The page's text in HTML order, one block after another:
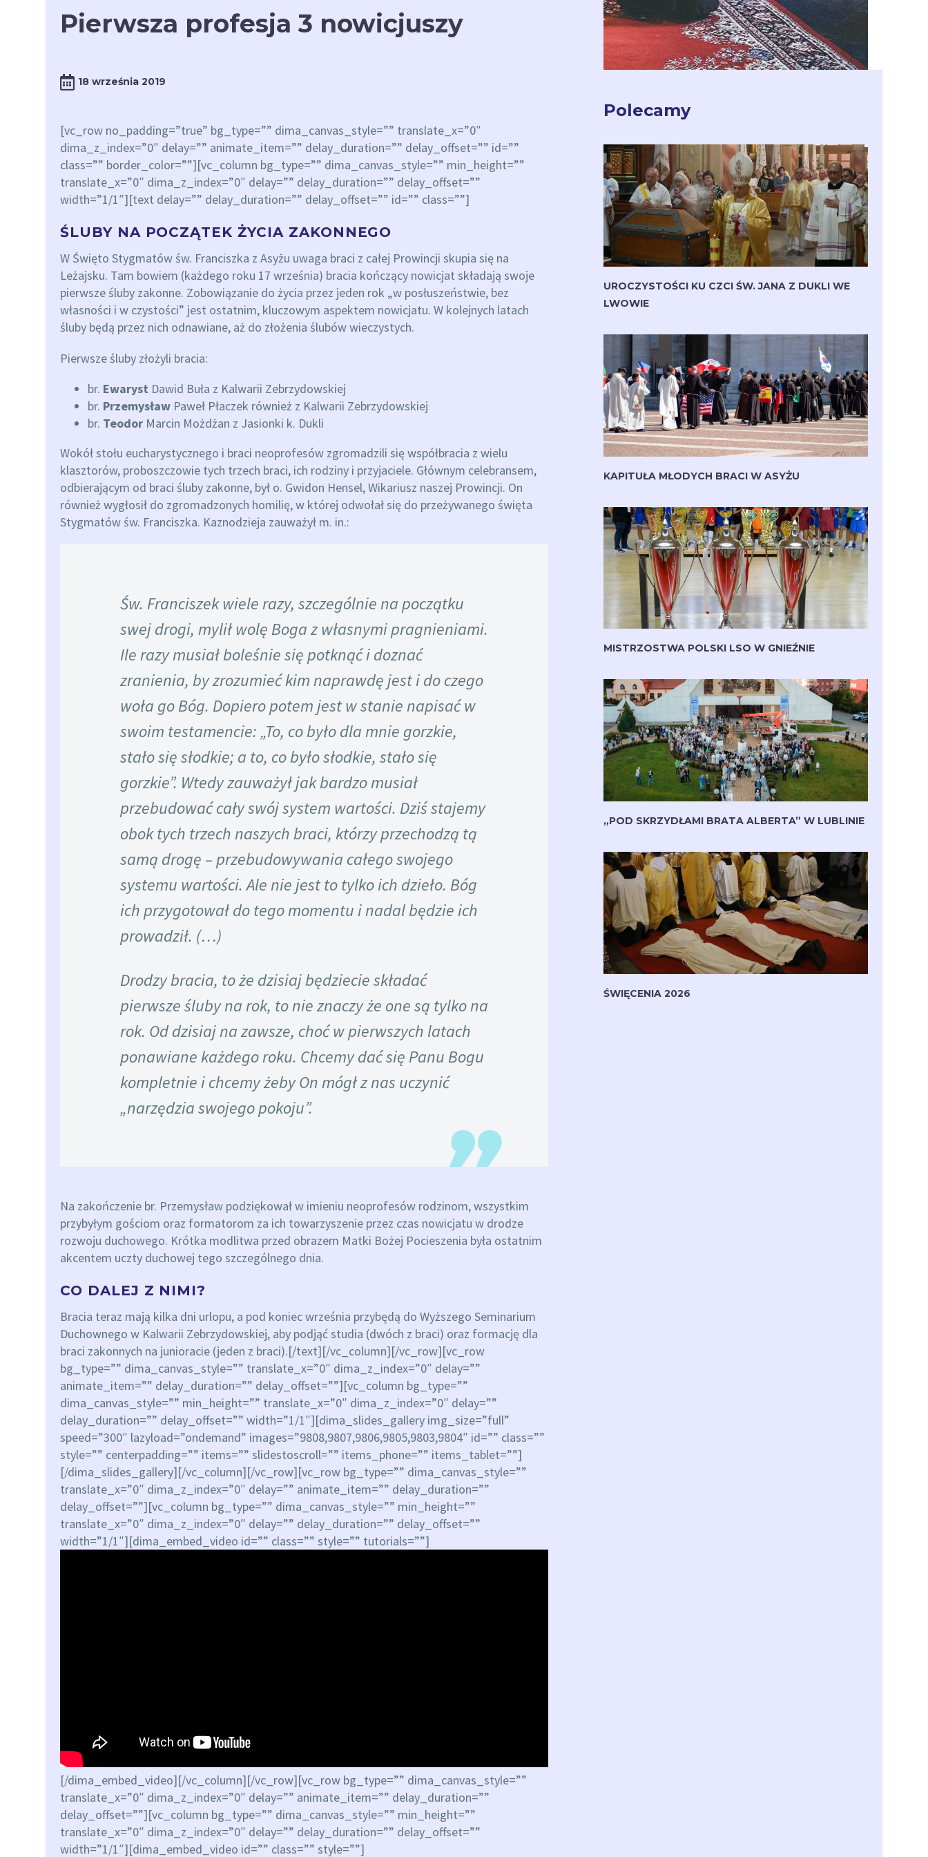
Pierwsza profesja 3 nowicjuszy
18 września 2019
[vc_row no_padding=”true” bg_type=”” dima_canvas_style=”” translate_x=”0″
dima_z_index=”0″ delay=”” animate_item=”” delay_duration=”” delay_offset=”” id=””
class=”” border_color=””][vc_column bg_type=”” dima_canvas_style=”” min_height=””
translate_x=”0″ dima_z_index=”0″ delay=”” delay_duration=”” delay_offset=””
width=”1/1″][text delay=”” delay_duration=”” delay_offset=”” id=”” class=””]
ŚLUBY NA POCZĄTEK ŻYCIA ZAKONNEGO
W Święto Stygmatów św. Franciszka z Asyżu uwaga braci z całej Prowincji skupia się na
Leżajsku. Tam bowiem (każdego roku 17 września) bracia kończący nowicjat składają swoje
pierwsze śluby zakonne. Zobowiązanie do życia przez jeden rok „w posłuszeństwie, bez
własności i w czystości” jest ostatnim, kluczowym aspektem nowicjatu. W kolejnych latach
śluby będą przez nich odnawiane, aż do złożenia ślubów wieczystych.
Pierwsze śluby złożyli bracia:
br. Ewaryst Dawid Buła z Kalwarii Zebrzydowskiej
br. Przemysław Paweł Płaczek również z Kalwarii Zebrzydowskiej
br. Teodor Marcin Możdżan z Jasionki k. Dukli
Wokół stołu eucharystycznego i braci neoprofesów zgromadzili się współbracia z wielu
klasztorów, proboszczowie tych trzech braci, ich rodziny i przyjaciele. Głównym celebransem,
odbierającym od braci śluby zakonne, był o. Gwidon Hensel, Wikariusz naszej Prowincji. On
również wygłosił do zgromadzonych homilię, w której odwołał się do przeżywanego święta
Stygmatów św. Franciszka. Kaznodzieja zauważył m. in.:
Św. Franciszek wiele razy, szczególnie na początku
swej drogi, mylił wolę Boga z własnymi pragnieniami.
Ile razy musiał boleśnie się potknąć i doznać
zranienia, by zrozumieć kim naprawdę jest i do czego
woła go Bóg. Dopiero potem jest w stanie napisać w
swoim testamencie: „To, co było dla mnie gorzkie,
stało się słodkie; a to, co było słodkie, stało się
gorzkie”. Wtedy zauważył jak bardzo musiał
przebudować cały swój system wartości. Dziś stajemy
obok tych trzech naszych braci, którzy przechodzą tą
samą drogę – przebudowywania całego swojego
systemu wartości. Ale nie jest to tylko ich dzieło. Bóg
ich przygotował do tego momentu i nadal będzie ich
prowadził. (…)
Drodzy bracia, to że dzisiaj będziecie składać
pierwsze śluby na rok, to nie znaczy że one są tylko na
rok. Od dzisiaj na zawsze, choć w pierwszych latach
ponawiane każdego roku. Chcemy dać się Panu Bogu
kompletnie i chcemy żeby On mógł z nas uczynić
„narzędzia swojego pokoju”.
Na zakończenie br. Przemysław podziękował w imieniu neoprofesów rodzinom, wszystkim
przybyłym gościom oraz formatorom za ich towarzyszenie przez czas nowicjatu w drodze
rozwoju duchowego. Krótka modlitwa przed obrazem Matki Bożej Pocieszenia była ostatnim
akcentem uczty duchowej tego szczególnego dnia.
CO DALEJ Z NIMI?
Bracia teraz mają kilka dni urlopu, a pod koniec września przybędą do Wyższego Seminarium
Duchownego w Kalwarii Zebrzydowskiej, aby podjąć studia (dwóch z braci) oraz formację dla
braci zakonnych na junioracie (jeden z braci).[/text][/vc_column][/vc_row][vc_row
bg_type=”” dima_canvas_style=”” translate_x=”0″ dima_z_index=”0″ delay=””
animate_item=”” delay_duration=”” delay_offset=””][vc_column bg_type=””
dima_canvas_style=”” min_height=”” translate_x=”0″ dima_z_index=”0″ delay=””
delay_duration=”” delay_offset=”” width=”1/1″][dima_slides_gallery img_size=”full”
speed=”300″ lazyload=”ondemand” images=”9808,9807,9806,9805,9803,9804″ id=”” class=””
style=”” centerpadding=”” items=”” slidestoscroll=”” items_phone=”” items_tablet=””]
[/dima_slides_gallery][/vc_column][/vc_row][vc_row bg_type=”” dima_canvas_style=””
translate_x=”0″ dima_z_index=”0″ delay=”” animate_item=”” delay_duration=””
delay_offset=””][vc_column bg_type=”” dima_canvas_style=”” min_height=””
translate_x=”0″ dima_z_index=”0″ delay=”” delay_duration=”” delay_offset=””
width=”1/1″][dima_embed_video id=”” class=”” style=”” tutorials=””]
[/dima_embed_video][/vc_column][/vc_row][vc_row bg_type=”” dima_canvas_style=””
translate_x=”0″ dima_z_index=”0″ delay=”” animate_item=”” delay_duration=””
delay_offset=””][vc_column bg_type=”” dima_canvas_style=”” min_height=””
translate_x=”0″ dima_z_index=”0″ delay=”” delay_duration=”” delay_offset=””
width=”1/1″][dima_embed_video id=”” class=”” style=””]
Polecamy
UROCZYSTOŚCI KU CZCI ŚW. JANA Z DUKLI WE
LWOWIE
KAPITUŁA MŁODYCH BRACI W ASYŻU
MISTRZOSTWA POLSKI LSO W GNIEŹNIE
„POD SKRZYDŁAMI BRATA ALBERTA” W LUBLINIE
ŚWIĘCENIA 2026